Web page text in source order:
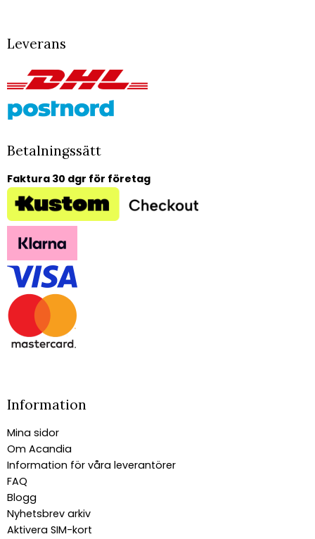
Leverans
Betalningssätt
Faktura 30 dgr för företag
Information
Mina sidor
Om Acandia
Information för våra leverantörer
FAQ
Blogg
Nyhetsbrev arkiv
Aktivera SIM-kort